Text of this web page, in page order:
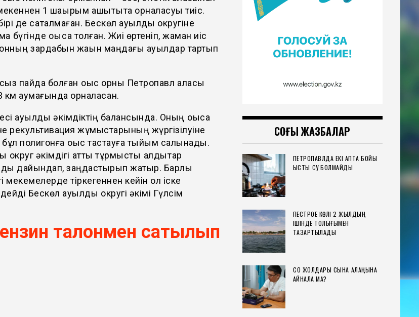
1 шақырым қашықтықта орналасуы тиіс.
де сақталмаған. Бескөл ауылдық округіне
бүгінде қоқысқа толған. Жиі өртеніп, жаман иіс
зардабын жақын маңдағы ауылдар тартып
пайда болған қоқыс орны Петропавл қаласы
аумағында орналасқан.
ауылдық әкімдіктің балансында. Оның қоқысқа
рекультивация жұмыстарының жүргізілуіне
полигонға қоқыс тастауға тыйым салынады.
округ әкімдігі қатты тұрмыстық қалдықтар
дайындап, заңдастырып жатыр. Барлық
мекемелерде тіркегеннен кейін ол іске
Бескөл ауылдық округі әкімі Гүлсім
талонмен сатылып
СОҢҒЫ ЖАЗБАЛАР
ПЕТРОПАВЛДА ЕКІ АПТА БОЙЫ
ЫСТЫҚ СУ БОЛМАЙДЫ
ПЕСТРОЕ КӨЛІ 2 ЖЫЛДЫҢ
ІШІНДЕ ТОЛЫҒЫМЕН
ТАЗАРТЫЛАДЫ
СҚО ЖОЛДАРЫ СЫНАҚ АЛАҢЫНА
АЙНАЛА МА?